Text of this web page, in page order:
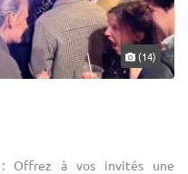
(14)
Offrez à vos invités une